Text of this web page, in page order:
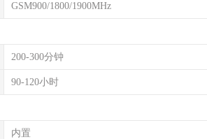
GSM900/1800/1900MHz
200-300分钟
90-120小时
内置